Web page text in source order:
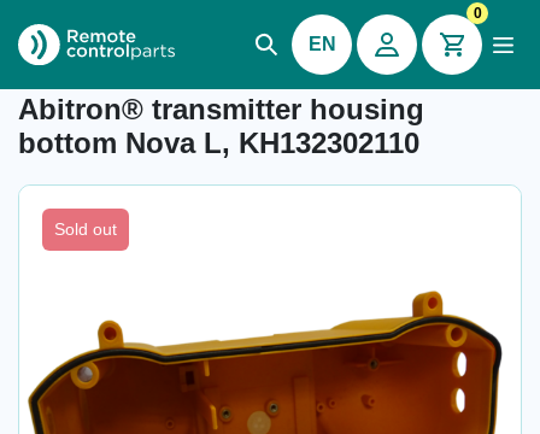
EN
0
Item number: 04.340.1.A
Abitron® transmitter housing
bottom Nova L, KH132302110
Sold out